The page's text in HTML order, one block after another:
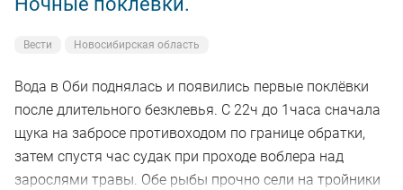
Вести Новосибирская область
Вода в Оби поднялась и появились первые поклёвки
после длительного безклевья. С 22ч до 1часа сначала
щука на забросе противоходом по границе обратки,
затем спустя час судак при проходе воблера над
зарослями травы. Обе рыбы прочно сели на тройники